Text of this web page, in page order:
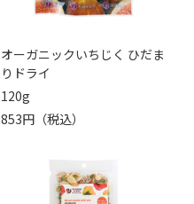
オーガニックいちじく ひだま
りドライ
120g
853円（税込）